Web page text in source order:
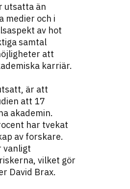
utsatta än
medier och i
av hot
samtal
att
karriär.
är att
att 17
akademin.
har tvekat
av forskare.
vanligt
vilket gör
David Brax.